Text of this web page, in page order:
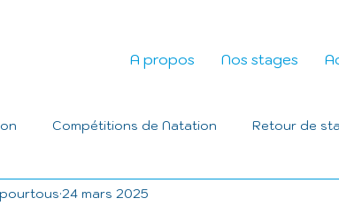
A propos Nos stages
Compétitions de Natation Retour de
24 mars 2025